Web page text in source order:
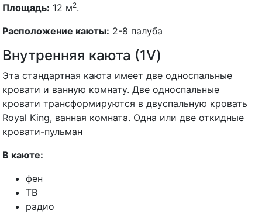
Площадь: 12 м2.
Расположение каюты: 2-8 палуба
Внутренняя каюта (1V)
Эта стандартная каюта имеет две односпальные
кровати и ванную комнату. Две односпальные
кровати трансформируются в двуспальную кровать
Royal King, ванная комната. Одна или две откидные
кровати-пульман
В каюте:
фен
ТВ
радио